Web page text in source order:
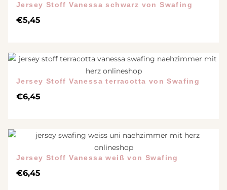
Jersey Stoff Vanessa schwarz von Swafing
€5,45
Jersey Stoff Vanessa terracotta von Swafing
€6,45
Jersey Stoff Vanessa weiß von Swafing
€6,45